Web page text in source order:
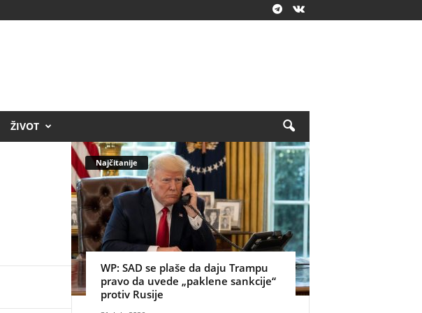
ŽIVOT
Najčitanije
WP: SAD se plaše da daju Trampu
pravo da uvede „paklene sankcije“
protiv Rusije